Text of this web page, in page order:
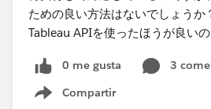
ための良い方法はないでしょうか
Tableau APIを使ったほうが良い
0 me gusta
3
Compartir
Show menu